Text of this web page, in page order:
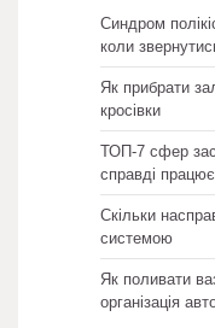
Синдром
коли
Як прибрати
кросівки
ТОП-7 сфер
справді працює
Скільки
системою
Як поливати
організація